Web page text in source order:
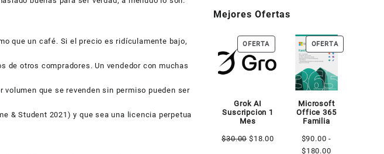
que un café. Si el precio es ridículamente bajo,
de otros compradores. Un vendedor con muchas
que se revenden sin permiso pueden ser
& Student 2021) y que sea una licencia perpetua
Mejores Ofertas
OFERTA PRODUCTO
EN
OFERTA
Grok AI
Suscripcion 1
Mes
$30.00 El
$18.00El
OFERTAPRODUCTO
EN
Microsoft
Office 365
Familia
$90.00 -
$180.00Rango